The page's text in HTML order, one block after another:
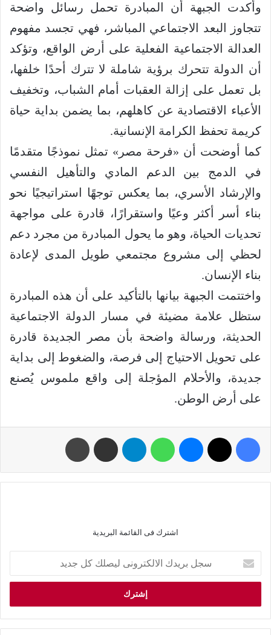
وأكدت الجبهة أن المبادرة تحمل رسائل واضحة
تتجاوز البعد الاجتماعي المباشر، فهي تجسد مفهوم
العدالة الاجتماعية الفعلية على أرض الواقع، وتؤكد
أن الدولة تتحرك برؤية شاملة لا تترك أحدًا خلفها،
بل تعمل على إزالة العقبات أمام الشباب، وتخفيف
الأعباء الاقتصادية عن كاهلهم، بما يضمن بداية حياة
كريمة تحفظ الكرامة الإنسانية.
كما أوضحت أن «فرحة مصر» تمثل نموذجًا متقدمًا
في الدمج بين الدعم المادي والتأهيل النفسي
والإرشاد الأسري، بما يعكس توجهًا استراتيجيًا نحو
بناء أسر أكثر وعيًا واستقرارًا، قادرة على مواجهة
تحديات الحياة، وهو ما يحول المبادرة من مجرد دعم
لحظي إلى مشروع مجتمعي طويل المدى لإعادة
بناء الإنسان.
واختتمت الجبهة بيانها بالتأكيد على أن هذه المبادرة
ستظل علامة مضيئة في مسار الدولة الاجتماعية
الحديثة، ورسالة واضحة بأن مصر الجديدة قادرة
على تحويل الاحتياج إلى فرصة، والضغوط إلى بداية
جديدة، والأحلام المؤجلة إلى واقع ملموس يُصنع
على أرض الوطن.
اشترك فى القائمة البريدية